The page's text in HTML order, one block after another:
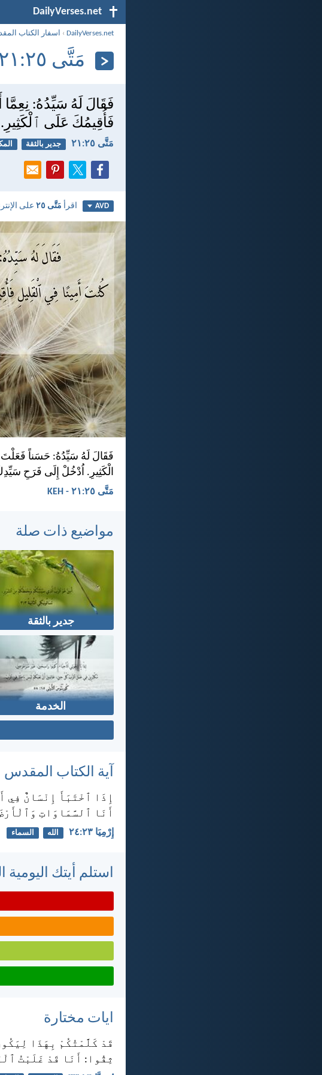
DailyVerses.net
DailyVerses.net
› اسفار الكتاب
مَتَّى ٢٥:‏٢١
فَقَالَ لَهُ سَيِّدُهُ: نِعِمَّا
فَأُقِيمُكَ عَلَى
مَتَّى ٢٥:‏٢١ جدير بالثقة
AVD اقرأ مَتَّى ٢٥ على
فَقَالَ لَهُ سَيِّدُهُ: حَسَناً فَعَلْتَ
الْكَثِيرِ. اُدْخُلْ إِلَى فَرَحِ
مَتَّى ٢٥:‏٢١ - KEH
مواضيع ذات صلة
جدير بالثقة
الخدمة
آية الكتاب المقدس
إِذَا ٱخْتَبَأَ إِنْسَانٌ فِي
أَنَا ٱلسَّمَاوَاتِ
إِرْمِيَا ٢٣:‏٢٤ الله السماء
استلم أيتك
ايات مختارة
قَدْ كَلَّمْتُكُمْ بِهَذَا
ثِقُوا: أَنَا قَدْ غَلَبْتُ